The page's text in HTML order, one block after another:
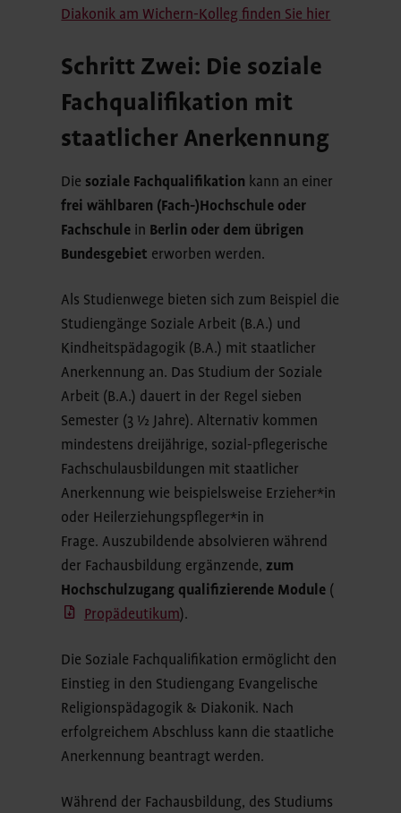
Diakonik am Wichern-Kolleg finden Sie hier
Schritt Zwei: Die soziale
Fachqualifikation mit
staatlicher Anerkennung
Die soziale Fachqualifikation kann an einer
frei wählbaren (Fach-)Hochschule oder
Fachschule in Berlin oder dem übrigen
Bundesgebiet erworben werden.
Als Studienwege bieten sich zum Beispiel die
Studiengänge Soziale Arbeit (B.A.) und
Kindheitspädagogik (B.A.) mit staatlicher
Anerkennung an. Das Studium der Soziale
Arbeit (B.A.) dauert in der Regel sieben
Semester (3 ½ Jahre). Alternativ kommen
mindestens dreijährige, sozial-pflegerische
Fachschulausbildungen mit staatlicher
Anerkennung wie beispielsweise Erzieher*in
oder Heilerziehungspfleger*in in
Frage. Auszubildende absolvieren während
der Fachausbildung ergänzende, zum
Hochschulzugang qualifizierende Module (
Propädeutikum).
Die Soziale Fachqualifikation ermöglicht den
Einstieg in den Studiengang Evangelische
Religionspädagogik & Diakonik. Nach
erfolgreichem Abschluss kann die staatliche
Anerkennung beantragt werden.
Während der Fachausbildung, des Studiums